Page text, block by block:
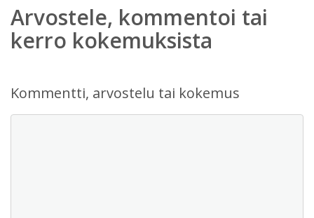
Arvostele, kommentoi tai
kerro kokemuksista
Kommentti, arvostelu tai kokemus